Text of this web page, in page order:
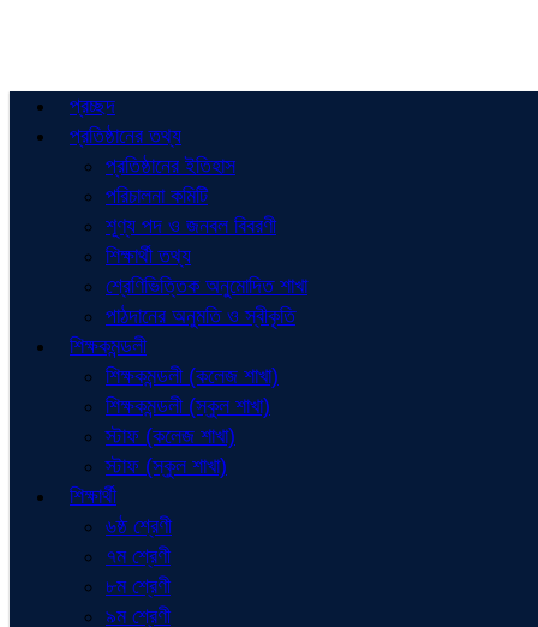
প্রচ্ছদ
প্রতিষ্ঠানের তথ্য
প্রতিষ্ঠানের ইতিহাস
পরিচালনা কমিটি
শূণ্য পদ ও জনবল বিবরণী
শিক্ষার্থী তথ্য
শ্রেণিভিত্তিক অনুমোদিত শাখা
পাঠদানের অনুমতি ও স্বীকৃতি
শিক্ষকমন্ডলী
শিক্ষকমন্ডলী (কলেজ শাখা)
শিক্ষকমন্ডলী (স্কুল শাখা)
স্টাফ (কলেজ শাখা)
স্টাফ (স্কুল শাখা)
শিক্ষার্থী
৬ষ্ঠ শ্রেণী
৭ম শ্রেণী
৮ম শ্রেণী
৯ম শ্রেণী